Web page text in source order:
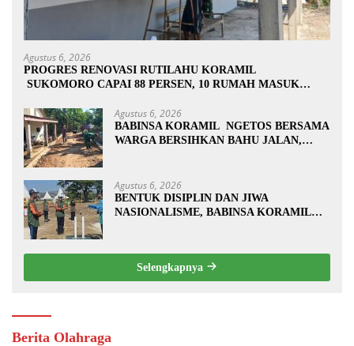
Agustus 6, 2026
PROGRES RENOVASI RUTILAHU KORAMIL
SUKOMORO CAPAI 88 PERSEN, 10 RUMAH MASUK
Agustus 6, 2026
BABINSA KORAMIL NGETOS BERSAMA
WARGA BERSIHKAN BAHU JALAN,
Agustus 6, 2026
BENTUK DISIPLIN DAN JIWA
NASIONALISME, BABINSA KORAMIL
Selengkapnya
Berita Olahraga